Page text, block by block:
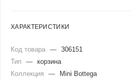
ХАРАКТЕРИСТИКИ
Код товара — 306151
Тип
— корзина
Коллекция
—
Mini Bottega